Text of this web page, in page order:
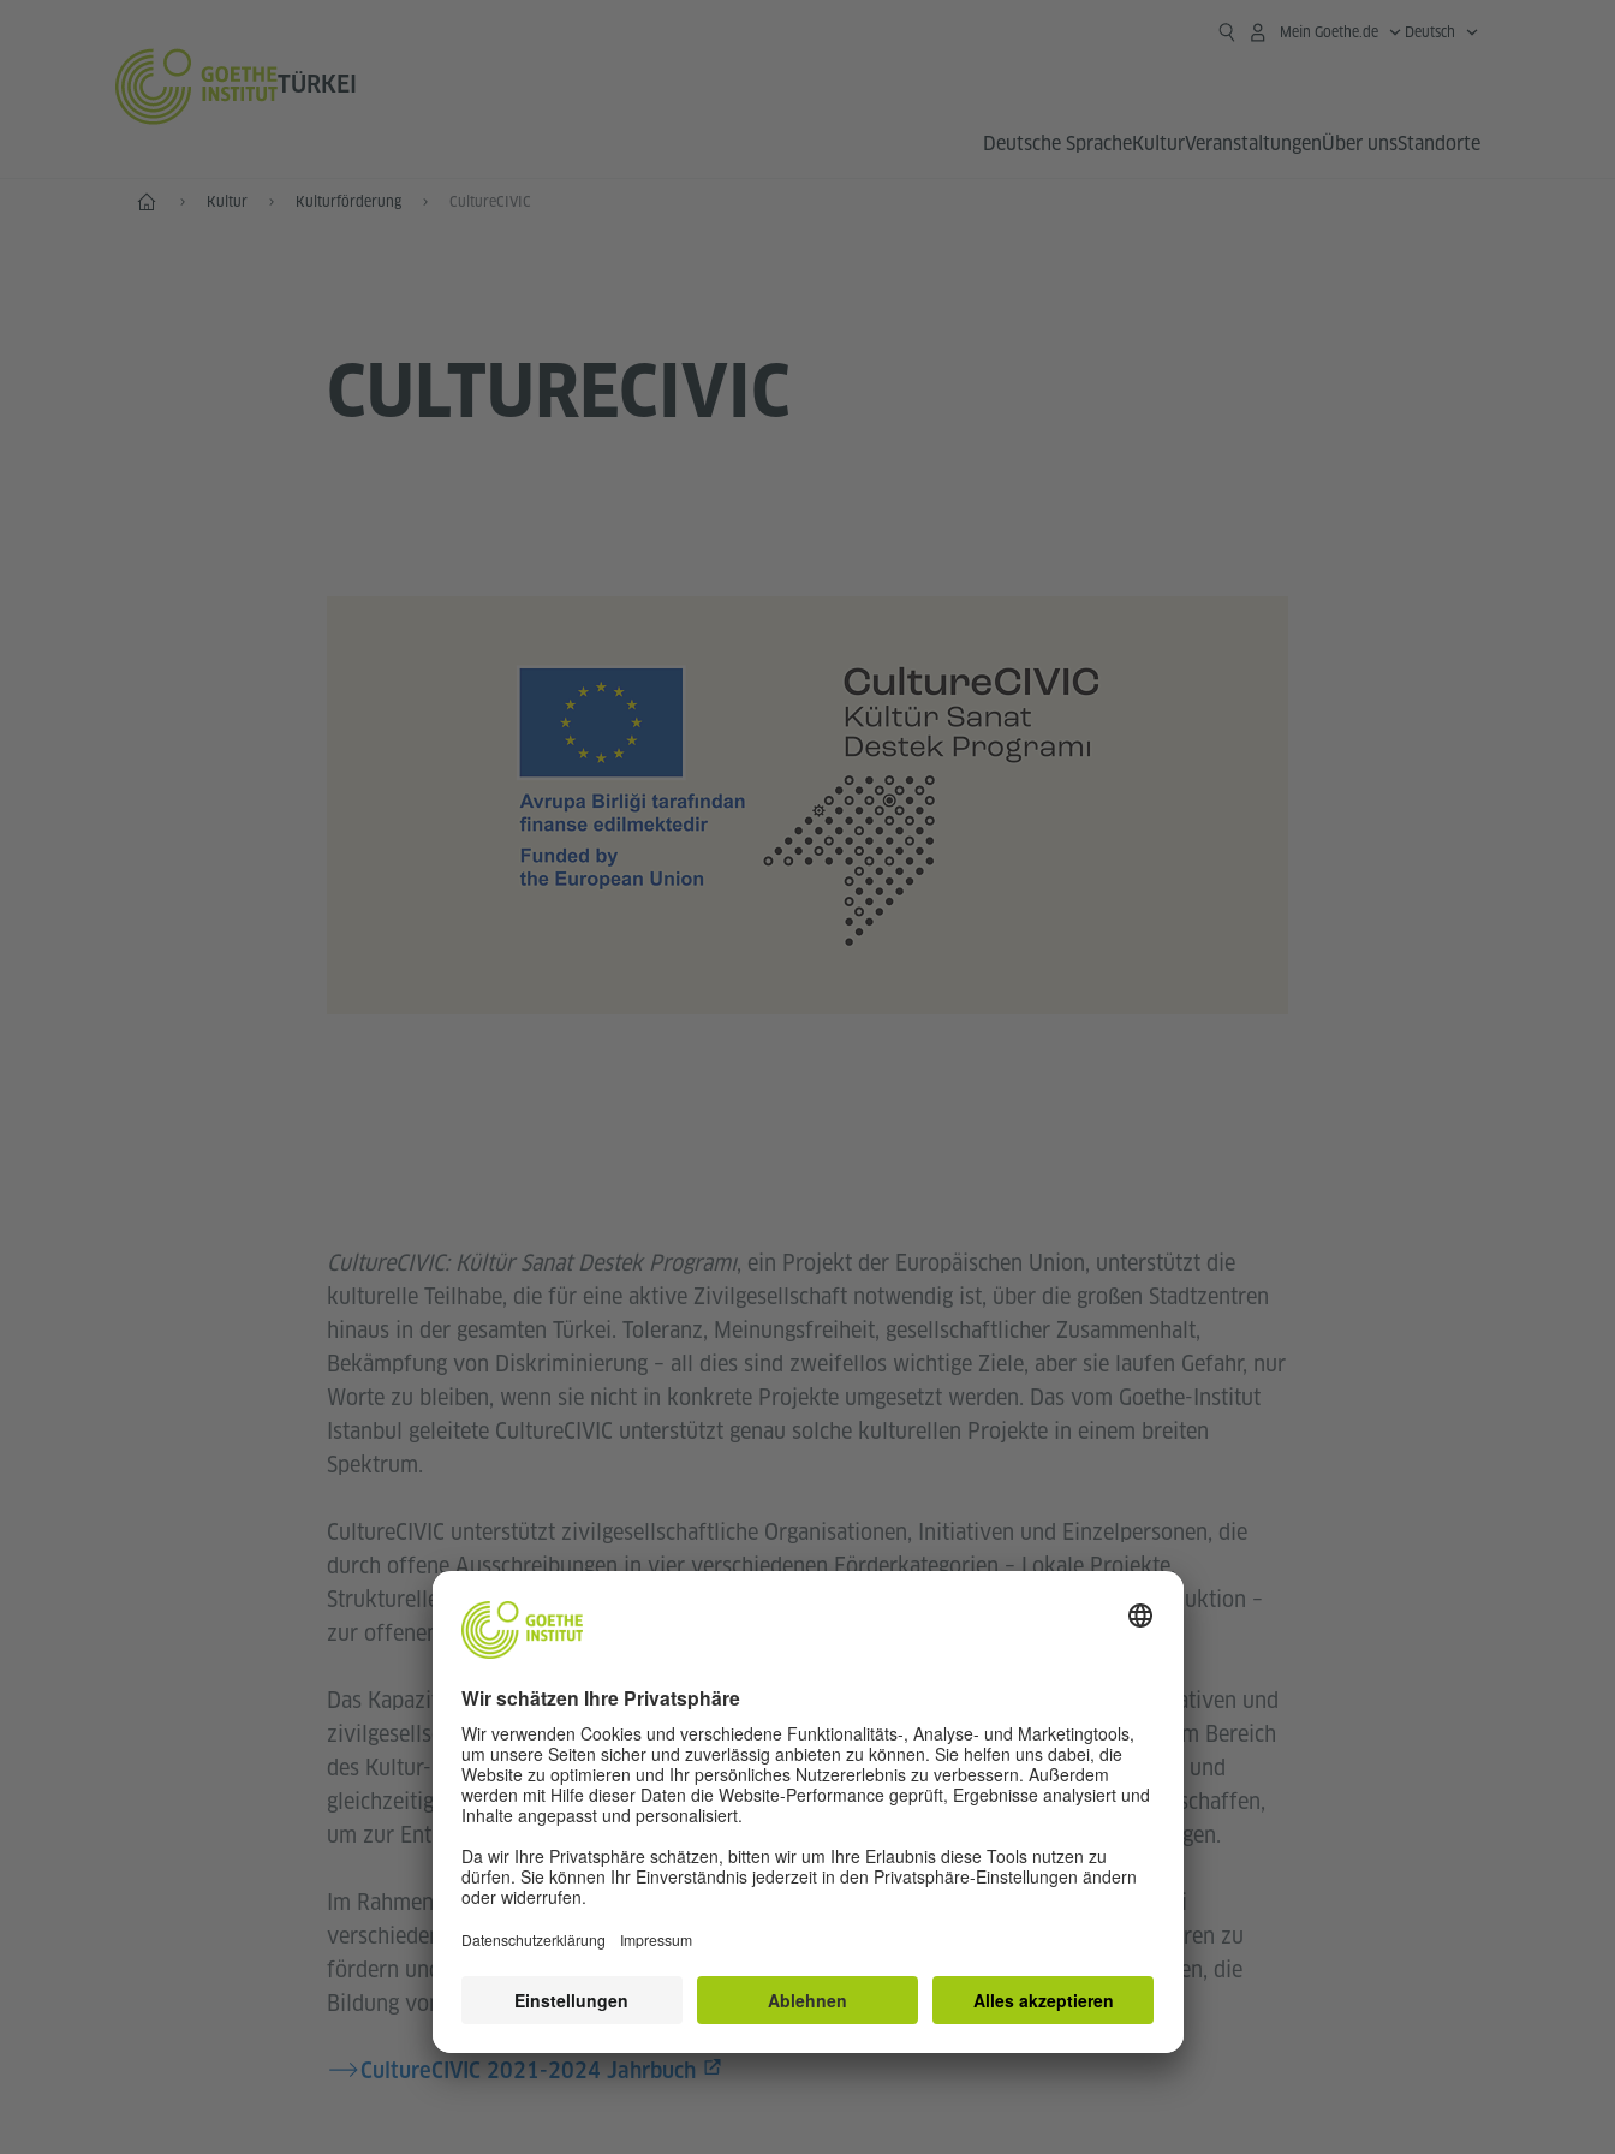
TÜRKEI
Mein Goethe.de Deutsch
Deutsche SpracheKulturVeranstaltungenÜber unsStandorte
Start Kultur Kulturförderung CultureCIVIC
CULTURECIVIC
CultureCIVIC: Kültür Sanat Destek Programı, ein Projekt der Europäischen Union, unterstützt die
kulturelle Teilhabe, die für eine aktive Zivilgesellschaft notwendig ist, über die großen Stadtzentren
hinaus in der gesamten Türkei. Toleranz, Meinungsfreiheit, gesellschaftlicher Zusammenhalt,
Bekämpfung von Diskriminierung – all dies sind zweifellos wichtige Ziele, aber sie laufen Gefahr, nur
Worte zu bleiben, wenn sie nicht in konkrete Projekte umgesetzt werden. Das vom Goethe-Institut
Istanbul geleitete CultureCIVIC unterstützt genau solche kulturellen Projekte in einem breiten
Spektrum.
CultureCIVIC unterstützt zivilgesellschaftliche Organisationen, Initiativen und Einzelpersonen, die
durch offene Ausschreibungen in vier verschiedenen Förderkategorien – Lokale Projekte,
Strukturelle Unterstützung, Städteübergreifende Netzwerkentwicklung, Künstlerische Produktion –
zur offenen Gesellschaft in der Türkei beitragen möchten.
Das Kapazitätsentwicklungsprogramm zielt darauf ab, die Fähigkeiten von Künstlern, Initiativen und
zivilgesellschaftlichen Organisationen, die in verschiedenen Städten der Türkei tätig sind, im Bereich
des Kultur- und Projektmanagements sowie der zivilgesellschaftlichen Teilhabe zu stärken und
gleichzeitig eine Grundlage für Zusammenarbeit und Dialog zwischen diesen Akteuren zu schaffen,
um zur Entwicklung einer inklusiveren und nachhaltigeren kulturellen Umgebung beizutragen.
Im Rahmen des Netzwerkentwicklungsprogramms werden jährlich Netzwerktreffen in drei
verschiedenen Städten organisiert, um den Dialog und die Vernetzung zwischen den Akteuren zu
fördern und zu erleichtern. Diese Treffen bieten eine Plattform für den Austausch von Ideen, die
Bildung von Partnerschaften und das Teilen von Arbeiten.
CultureCIVIC 2021-2024 Jahrbuch